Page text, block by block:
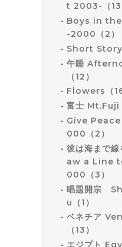
t 2003-（13
Boys in
-2000（2）
Short Story
午睡
（12）
Flowers（16
富士 Mt.Fuji
Give
000（2）
彼は海まで
aw a Line
000（3）
唱題開宗
u（1）
ベネチア
（13）
エジプト